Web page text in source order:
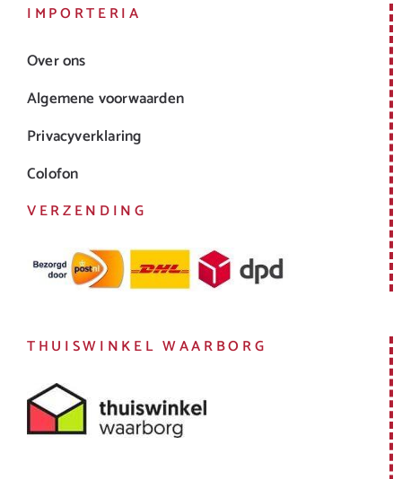
IMPORTERIA
Over ons
Algemene voorwaarden
Privacyverklaring
Colofon
VERZENDING
THUISWINKEL WAARBORG